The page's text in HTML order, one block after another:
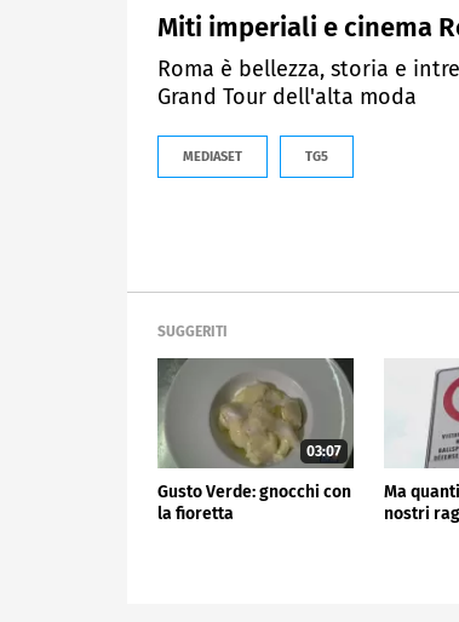
Miti imperiali e cinema
Roma è bellezza, storia e
Grand Tour dell'alta moda
MEDIASET TG5
SUGGERITI
03:07
Gusto Verde: gnocchi con
la fioretta
Ma
nostri